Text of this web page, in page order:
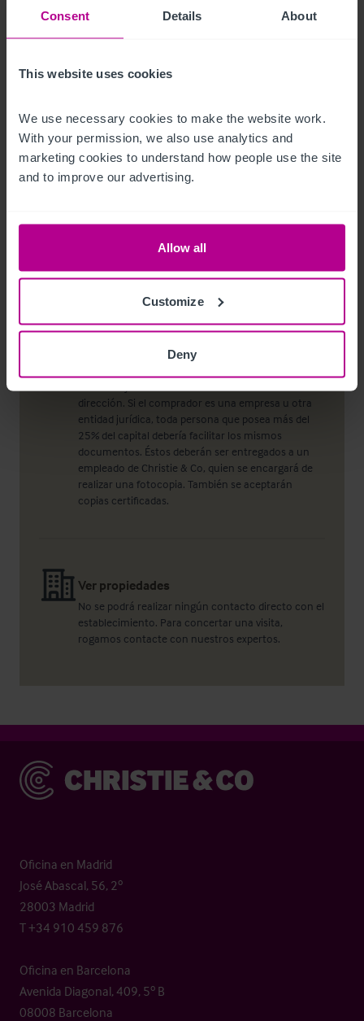
Consent Details About
This website uses cookies
We use necessary cookies to make the website work.
With your permission, we also use analytics and
marketing cookies to understand how people use the site
and to improve our advertising.
Allow all
Customize
Deny
Las Regulaciones 2017 (así modificado) sobre el
Blanqueo de capitales, la Financiación del
(información sobre el Pagador) requieren que
llevemos a cabo una Due Diligence sobre a todos
los compradores. Cuando una oferta ha sido
aceptada, el o los potenciales compradores
dirección. Si el comprador es una empresa u otra
entidad jurídica, toda persona que posea más del
25% del capital debería facilitar los mismos
documentos. Éstos deberán ser entregados a un
empleado de Christie & Co, quien se encargará de
realizar una fotocopia. También se aceptarán
copias certificadas.
Ver propiedades
No se podrá realizar ningún contacto directo con el
establecimiento. Para concertar una visita,
rogamos contacte con nuestros expertos.
+44 7713 061 594
Contacto
Christie & Co
Oficina en Madrid
José Abascal, 56, 2º
28003 Madrid
T +34 910 459 876
Oficina en Barcelona
Avenida Diagonal, 409, 5º B
08008 Barcelona